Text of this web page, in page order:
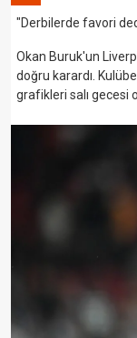
"Derbilerde favori
Okan Buruk'un
doğru karardı.
grafikleri salı gecesi